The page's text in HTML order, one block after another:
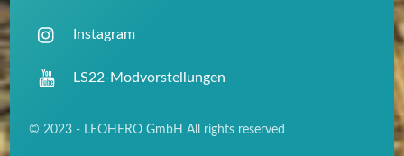
Instagram
LS22-Modvorstellungen
© 2023 - LEOHERO GmbH All rights reserved